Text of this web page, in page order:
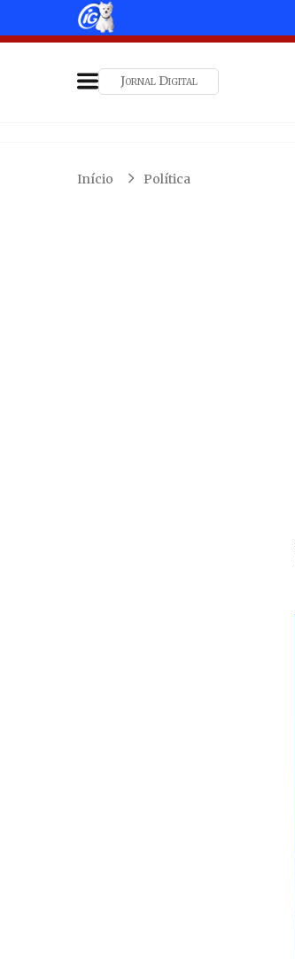
Jornal Digital
Início Política